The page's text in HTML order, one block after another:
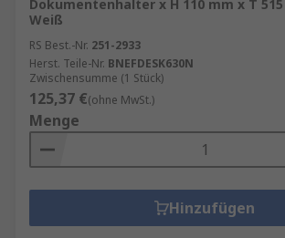
Dokumentenhalter x H 110 mm x T
Weiß
RS Best.-Nr. 251-2933
Herst. Teile-Nr. BNEFDESK630N
Zwischensumme (1 Stück)
125,37 €(ohne MwSt.)
Menge
Hinzufügen